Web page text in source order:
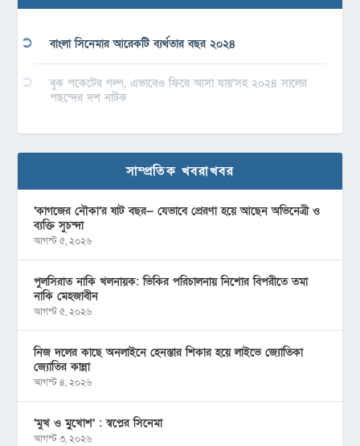
বাংলা সিনেমার আরেকটি ব্যর্থতার বছর ২০২৪
বুক পকেটের গল্প, এভাবেও ফিরে আসা যায়’সহ ২০২৪ সালের
পছন্দের দশ নাটক
সাম্প্রতিক খবরাখবর
‘কাগজের নৌকা’র ষাট বছর— যেভাবে প্রেরণা হয়ে আছেন অভিনেত্রী ও
ব্যক্তি সুচন্দা
আগস্ট ৫, ২০২৬
পুলসিরাত নাকি খলনায়ক: ভিকির পরিচালনায় নিশোর বিপরীতে তমা
নাকি মেহজাবীন
আগস্ট ৫, ২০২৬
নিজ দলের কাছে অনলাইনে হেনস্তার শিকার হয়ে লাইভে জ্যোতিকা
জ্যোতির কান্না
আগস্ট ৪, ২০২৬
‘মুখ ও মু্খোশ’ : স্বপ্নের সিনেমা
আগস্ট ৩, ২০২৬